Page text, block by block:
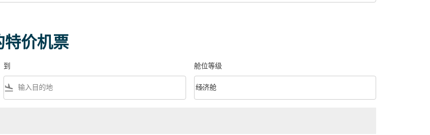
特价机票
到
flight_land
舱位等级
舱位等级 option 经济舱 Selected
经济舱
keyboard_arrow_down